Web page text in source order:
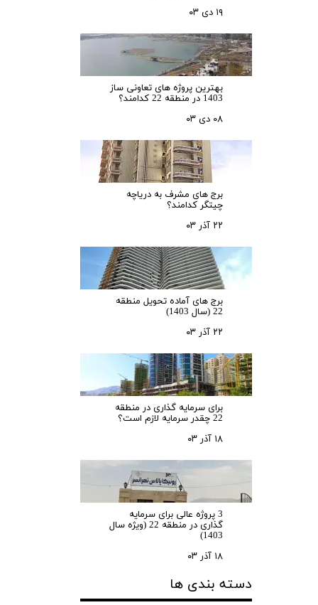
۱۹ دی ۰۳
بهترین پروژه های تعاونی ساز
1403 در منطقه 22 کدامند؟
۰۸ دی ۰۳
برج های مشرف به دریاچه
چیتگر کدامند؟
۲۲ آذر ۰۳
برج های آماده تحویل منطقه
22 (سال 1403)
۲۲ آذر ۰۳
برای سرمایه‌ گذاری در منطقه
22 چقدر سرمایه لازم است؟
۱۸ آذر ۰۳
3 پروژه عالی برای سرمایه
گذاری در منطقه 22 (ویژه سال
1403)
۱۸ آذر ۰۳
دسته بندی ها